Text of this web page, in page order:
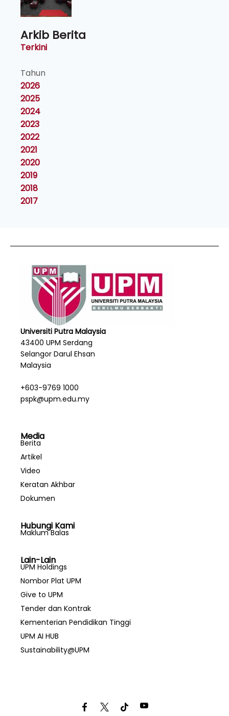
Arkib Berita
Terkini
Tahun
2026
2025
2024
2023
2022
2021
2020
2019
2018
2017
Universiti Putra Malaysia
43400 UPM Serdang
Selangor Darul Ehsan
Malaysia
+603-9769 1000
pspk@upm.edu.my
Media
Berita
Artikel
Video
Keratan Akhbar
Dokumen
Hubungi Kami
Maklum Balas
Lain-Lain
UPM Holdings
Nombor Plat UPM
Give to UPM
Tender dan Kontrak
Kementerian Pendidikan Tinggi
UPM AI HUB
Sustainability@UPM